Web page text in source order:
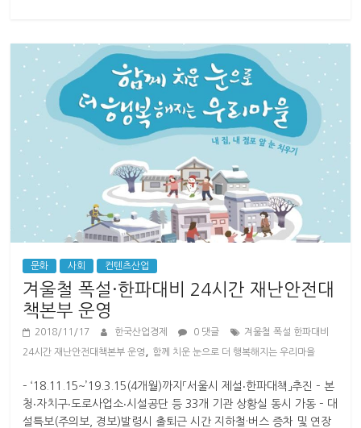
문화 사회 컨텐츠산업
겨울철 폭설·한파대비 24시간 재난안전대
책본부 운영
2018/11/17 한국산업경제 0 댓글 겨울철 폭설 한파대비
24시간 재난안전대책본부 운영 함께 치운 눈으로 더 행복해지는 우리마을
– ‘18.11.15~’19.3.15(4개월)까지「서울시 제설‧한파대책」추진 – 본
청‧자치구‧도로사업소‧시설공단 등 33개 기관 상황실 동시 가동 – 대
설특보(주의보, 경보)발령시 출퇴근 시간 지하철·버스 증차 및 연장